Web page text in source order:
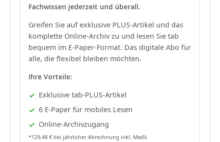
Fachwissen jederzeit und überall.
Greifen Sie auf exklusive PLUS-Artikel und das
komplette Online-Archiv zu und lesen Sie tab
bequem im E-Paper-Format. Das digitale Abo für
alle, die flexibel bleiben möchten.
Ihre Vorteile:
Exklusive tab-PLUS-Artikel
6 E-Paper für mobiles Lesen
Online-Archivzugang
*129,48 € bei jährlicher Abrechnung inkl. MwSt.